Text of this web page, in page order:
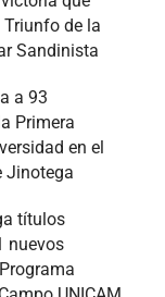
de la
Sandinista
a 93
Primera
en el
Jinotega
títulos
nuevos